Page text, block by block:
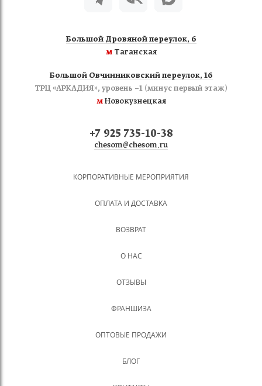
Большой Дровяной переулок, 6
мТаганская
Большой Овчинниковский переулок, 16
ТРЦ «АРКАДИЯ», уровень −1 (минус первый этаж)
мНовокузнецкая
+7 925 735-10-38
chesom@chesom.ru
КОРПОРАТИВНЫЕ МЕРОПРИЯТИЯ
ОПЛАТА И ДОСТАВКА
ВОЗВРАТ
О НАС
ОТЗЫВЫ
ФРАНШИЗА
ОПТОВЫЕ ПРОДАЖИ
БЛОГ